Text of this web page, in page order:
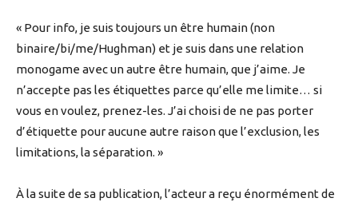
« Pour info, je suis toujours un être humain (non
binaire/bi/me/Hughman) et je suis dans une relation
monogame avec un autre être humain, que j’aime. Je
n’accepte pas les étiquettes parce qu’elle me limite… si
vous en voulez, prenez-les. J’ai choisi de ne pas porter
d’étiquette pour aucune autre raison que l’exclusion, les
limitations, la séparation. »
À la suite de sa publication, l’acteur a reçu énormément de